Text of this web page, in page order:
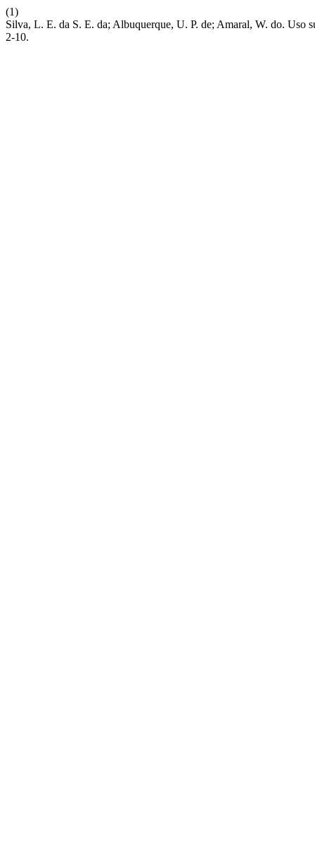
(1)
Silva, L. E. da S. E. da; Albuquerque, U. P. de; Amaral, W. do. Uso
2-10.